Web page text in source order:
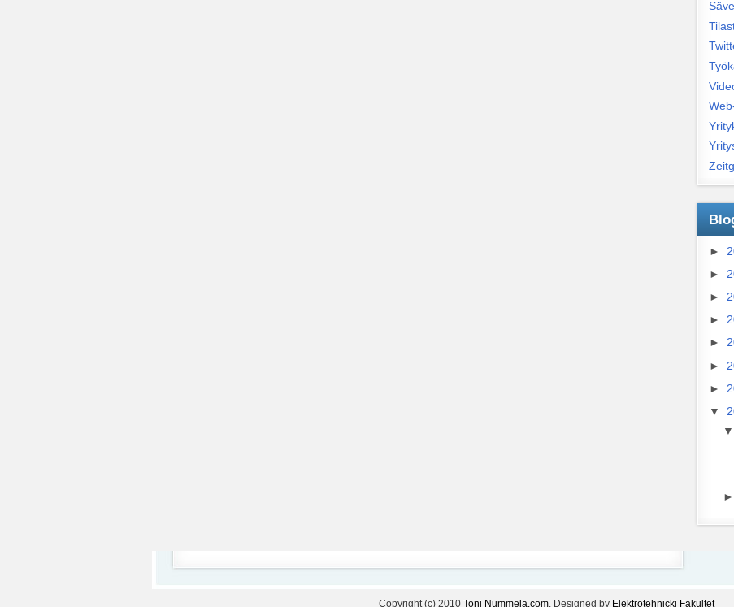
►
►
►
►
►
►
►
▼
▼
►
Copyright (c) 2010 Toni Nummela.com. Designed by Elektrotehnicki Fakultet